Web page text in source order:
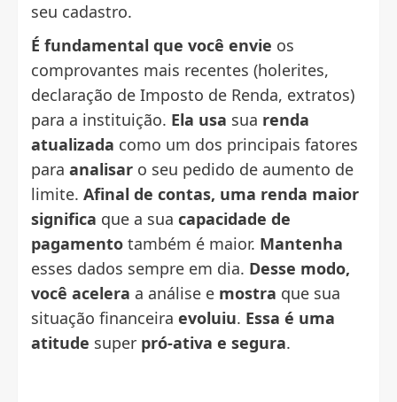
seu cadastro.
É fundamental que você envie os
comprovantes mais recentes (holerites,
declaração de Imposto de Renda, extratos)
para a instituição. Ela usa sua renda
atualizada como um dos principais fatores
para analisar o seu pedido de aumento de
limite. Afinal de contas, uma renda maior
significa que a sua capacidade de
pagamento também é maior. Mantenha
esses dados sempre em dia. Desse modo,
você acelera a análise e mostra que sua
situação financeira evoluiu. Essa é uma
atitude super pró-ativa e segura.